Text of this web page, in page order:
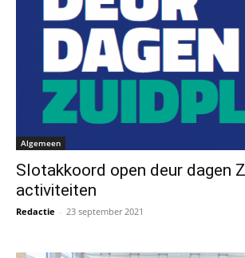
Algemeen
Slotakkoord open deur dagen
activiteiten
Redactie - 23 september 2021